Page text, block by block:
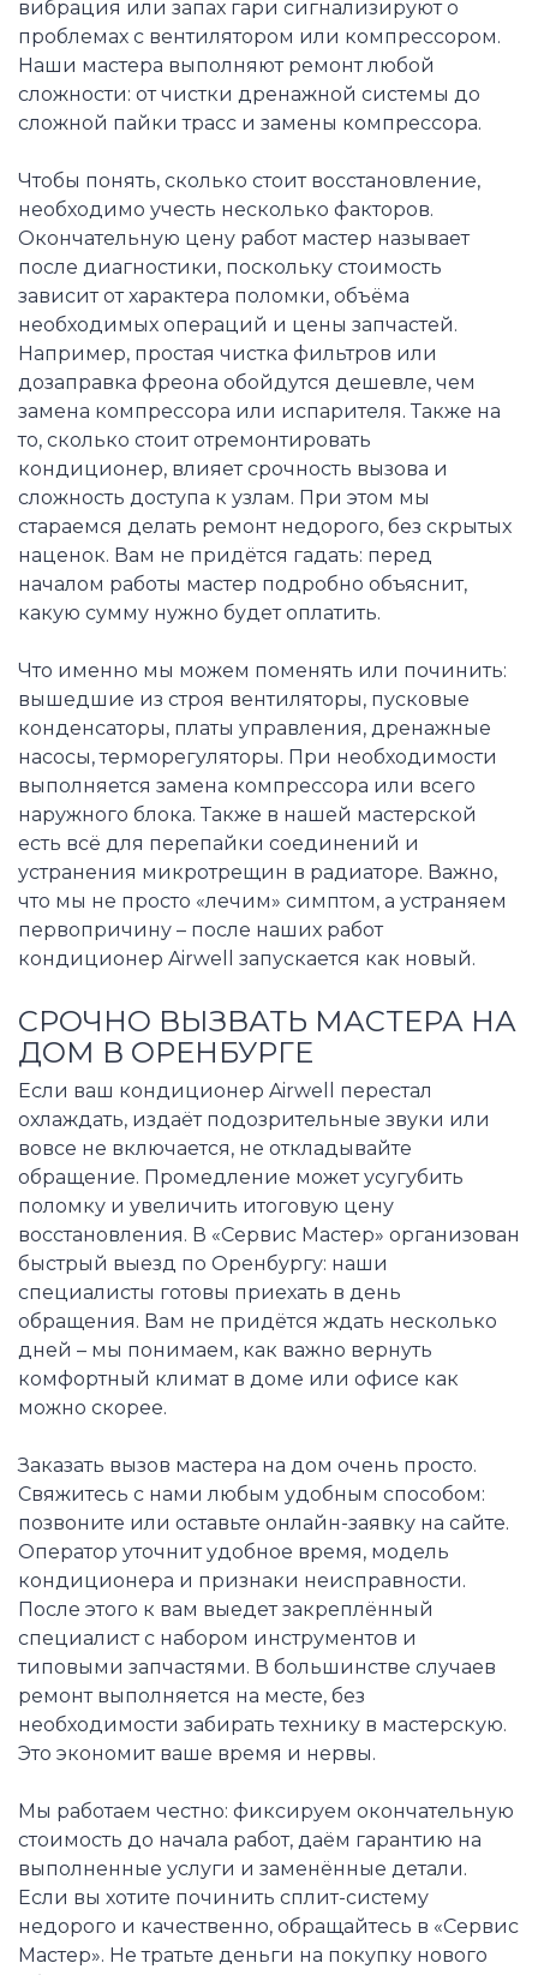
вибрация или запах гари сигнализируют о
проблемах с вентилятором или компрессором.
Наши мастера выполняют ремонт любой
сложности: от чистки дренажной системы до
сложной пайки трасс и замены компрессора.
Чтобы понять, сколько стоит восстановление,
необходимо учесть несколько факторов.
Окончательную цену работ мастер называет
после диагностики, поскольку стоимость
зависит от характера поломки, объёма
необходимых операций и цены запчастей.
Например, простая чистка фильтров или
дозаправка фреона обойдутся дешевле, чем
замена компрессора или испарителя. Также на
то, сколько стоит отремонтировать
кондиционер, влияет срочность вызова и
сложность доступа к узлам. При этом мы
стараемся делать ремонт недорого, без скрытых
наценок. Вам не придётся гадать: перед
началом работы мастер подробно объяснит,
какую сумму нужно будет оплатить.
Что именно мы можем поменять или починить:
вышедшие из строя вентиляторы, пусковые
конденсаторы, платы управления, дренажные
насосы, терморегуляторы. При необходимости
выполняется замена компрессора или всего
наружного блока. Также в нашей мастерской
есть всё для перепайки соединений и
устранения микротрещин в радиаторе. Важно,
что мы не просто «лечим» симптом, а устраняем
первопричину – после наших работ
кондиционер Airwell запускается как новый.
СРОЧНО ВЫЗВАТЬ МАСТЕРА НА
ДОМ В ОРЕНБУРГЕ
Если ваш кондиционер Airwell перестал
охлаждать, издаёт подозрительные звуки или
вовсе не включается, не откладывайте
обращение. Промедление может усугубить
поломку и увеличить итоговую цену
восстановления. В «Сервис Мастер» организован
быстрый выезд по Оренбургу: наши
специалисты готовы приехать в день
обращения. Вам не придётся ждать несколько
дней – мы понимаем, как важно вернуть
комфортный климат в доме или офисе как
можно скорее.
Заказать вызов мастера на дом очень просто.
Свяжитесь с нами любым удобным способом:
позвоните или оставьте онлайн-заявку на сайте.
Оператор уточнит удобное время, модель
кондиционера и признаки неисправности.
После этого к вам выедет закреплённый
специалист с набором инструментов и
типовыми запчастями. В большинстве случаев
ремонт выполняется на месте, без
необходимости забирать технику в мастерскую.
Это экономит ваше время и нервы.
Мы работаем честно: фиксируем окончательную
стоимость до начала работ, даём гарантию на
выполненные услуги и заменённые детали.
Если вы хотите починить сплит-систему
недорого и качественно, обращайтесь в «Сервис
Мастер». Не тратьте деньги на покупку нового